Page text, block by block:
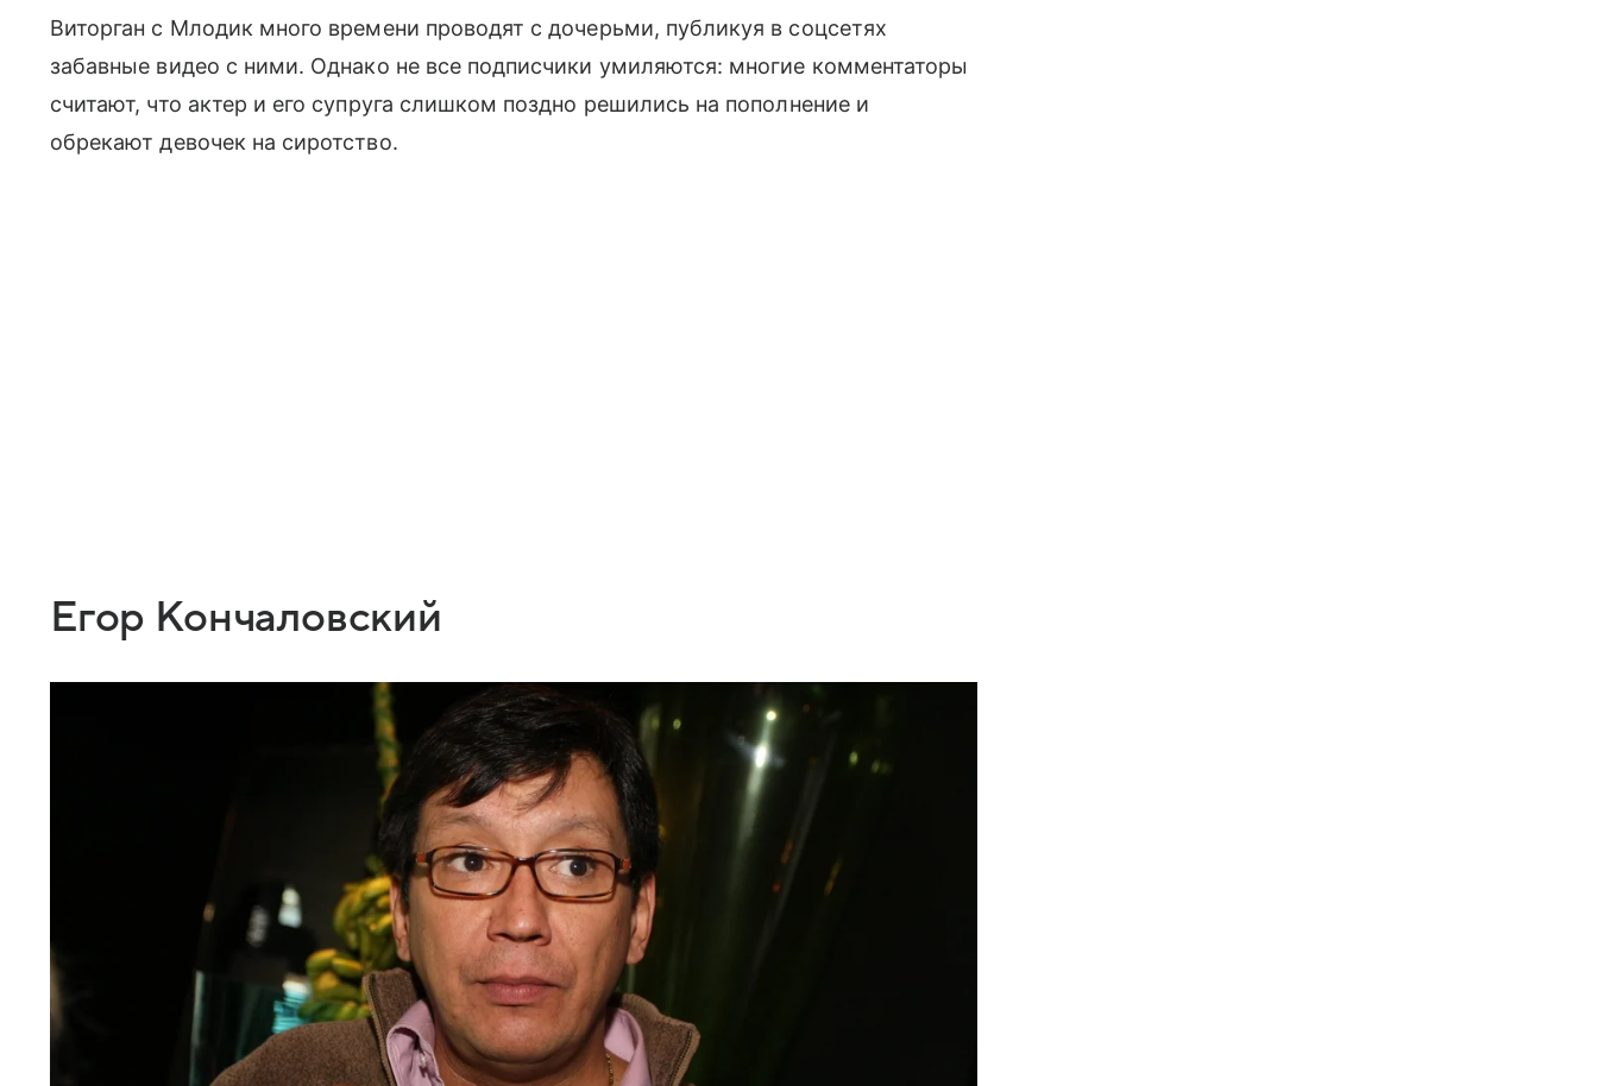
Виторган с Млодик много времени проводят с дочерьми, публикуя в соцсетях
забавные видео с ними. Однако не все подписчики умиляются: многие комментаторы
считают, что актер и его супруга слишком поздно решились на пополнение и
обрекают девочек на сиротство.
Егор Кончаловский